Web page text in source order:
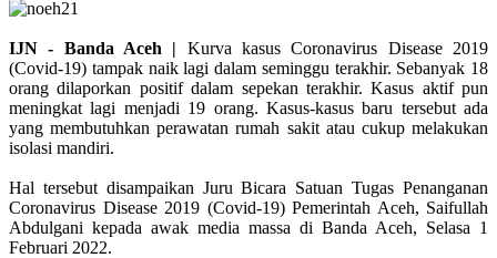
IJN - Banda Aceh | Kurva kasus Coronavirus Disease 2019
(Covid-19) tampak naik lagi dalam seminggu terakhir. Sebanyak 18
orang dilaporkan positif dalam sepekan terakhir. Kasus aktif pun
meningkat lagi menjadi 19 orang. Kasus-kasus baru tersebut ada
yang membutuhkan perawatan rumah sakit atau cukup melakukan
isolasi mandiri.
Hal tersebut disampaikan Juru Bicara Satuan Tugas Penanganan
Coronavirus Disease 2019 (Covid-19) Pemerintah Aceh, Saifullah
Abdulgani kepada awak media massa di Banda Aceh, Selasa 1
Februari 2022.